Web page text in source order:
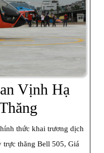
Hạ
Long
Vịnh Hạ
Vé
Thăm
thức khai trương dịch
trực thăng Bell 505, Giá